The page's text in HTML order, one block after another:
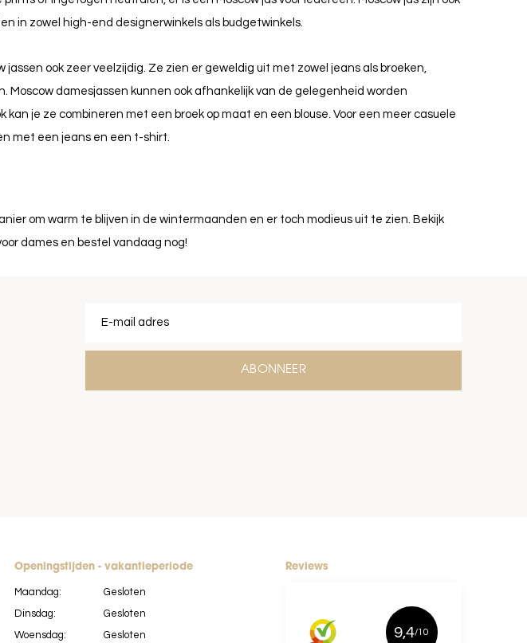
in zowel high-end designerwinkels als budgetwinkels.
jassen ook zeer veelzijdig. Ze zien er geweldig uit met zowel jeans als broeken,
Moscow damesjassen kunnen ook afhankelijk van de gelegenheid worden
kan je ze combineren met een broek op maat en een blouse. Voor een meer casuele
met een jeans en een t-shirt.
om warm te blijven in de wintermaanden en er toch modieus uit te zien. Bekijk
dames en bestel vandaag nog!
ABONNEER
Openingstijden - vakantieperiode
Maandag:
Dinsdag:
Woensdag:
Gesloten
Gesloten
Gesloten
Reviews
9,4/10